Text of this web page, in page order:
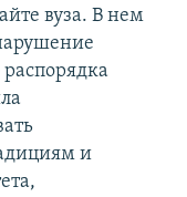
вуза. В нем
и